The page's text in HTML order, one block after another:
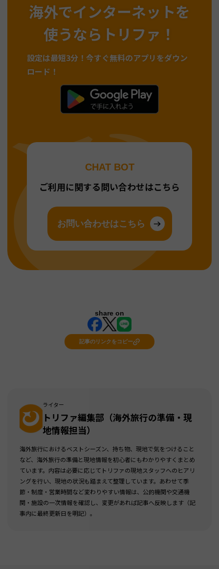
海外でインターネットを
使うならトリファ！
設定は最短3分！ 今すぐ無料のアプリをダウン
ロード！
CHAT BOT
ご利用に関する問い合わせはこちら
お問い合わせはこちら
share on
記事のリンクをコピー
ライター
トリファ編集部（海外旅行の準備・現
地情報担当）
海外旅行におけるベストシーズン、持ち物、現地で気をつけること
など、海外旅行の準備と現地情報を初心者にもわかりやすくまとめ
ています。内容は必要に応じてトリファの現地スタッフへのヒアリ
ングを行い、現地の状況も踏まえて整理しています。あわせて季
節・制度・営業時間など変わりやすい情報は、公的機関や交通機
関・施設の一次情報を確認し、変更があれば記事へ反映します（記
事内に最終更新日を明記）。